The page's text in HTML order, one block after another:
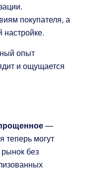
покупателя, а
настройке.
опыт
и ощущается
—
теперь могут
без